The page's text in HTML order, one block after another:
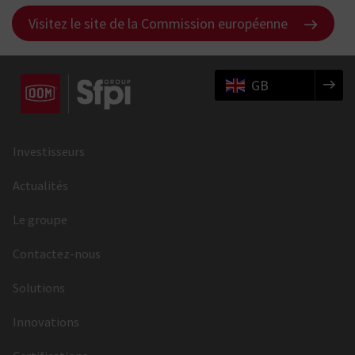
Visitez le site de la Commission européenne
GB
Investisseurs
Actualités
Le groupe
Contactez-nous
Solutions
Innovations